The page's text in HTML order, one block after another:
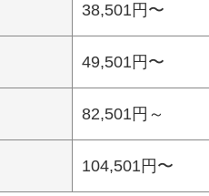
38,501円〜
49,501円〜
82,501円～
104,501円〜